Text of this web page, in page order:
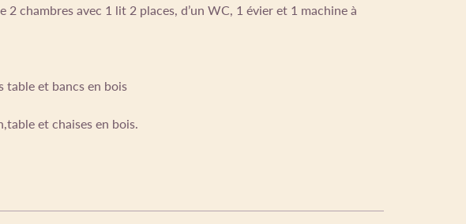
2 chambres avec 1 lit 2 places, d’un WC, 1 évier et 1 machine à
table et bancs en bois
et chaises en bois.